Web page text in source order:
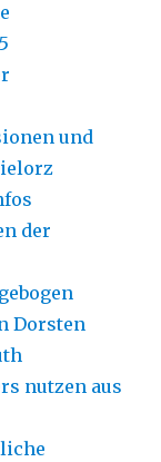
und
der
Dorsten
nutzen aus